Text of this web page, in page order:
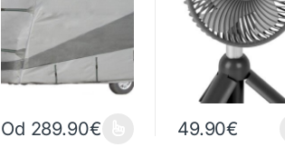
Od 289.90€
Ta izdelek ima več različic. Možnosti lahko
49.90€